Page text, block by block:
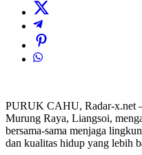
PURUK CAHU, Radar-x.net
Murung Raya, Liangsoi,
bersama-sama menjaga
dan kualitas hidup yang lebih